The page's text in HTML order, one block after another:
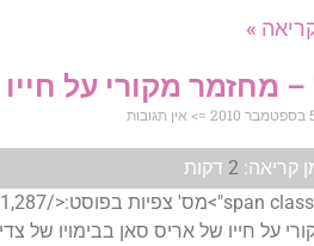
»
– מחזמר מקורי על
אין תגובות
קריאה: 2 דקות
על חייו של אריס סאן בבימויו של